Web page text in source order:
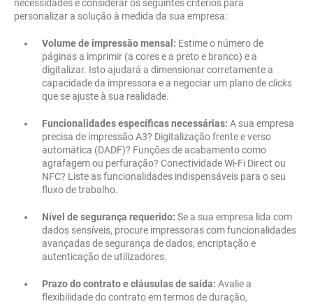
necessidades e considerar os seguintes critérios para
personalizar a solução à medida da sua empresa:
Volume de impressão mensal: Estime o número de
páginas a imprimir (a cores e a preto e branco) e a
digitalizar. Isto ajudará a dimensionar corretamente a
capacidade da impressora e a negociar um plano declicks
que se ajuste à sua realidade.
Funcionalidades específicas necessárias: A sua empresa
precisa de impressão A3? Digitalização frente e verso
automática (DADF)? Funções de acabamento como
agrafagem ou perfuração? Conectividade Wi-Fi Direct ou
NFC? Liste as funcionalidades indispensáveis para o seu
fluxo de trabalho.
Nível de segurança requerido: Se a sua empresa lida com
dados sensíveis, procure impressoras com funcionalidades
avançadas de segurança de dados, encriptação e
autenticação de utilizadores.
Prazo do contrato e cláusulas de saída: Avalie a
flexibilidade do contrato em termos de duração,